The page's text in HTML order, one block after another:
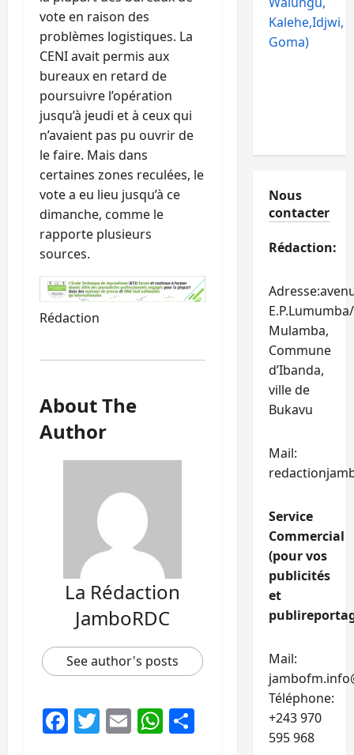
vote en raison des
problèmes logistiques. La
CENI avait permis aux
bureaux en retard de
poursuivre l’opération
jusqu’à jeudi et à ceux qui
n’avaient pas pu ouvrir de
le faire. Mais dans
certaines zones reculées, le
vote a eu lieu jusqu’à ce
dimanche, comme le
rapporte plusieurs
sources.
Rédaction
About The
Author
La Rédaction
JamboRDC
See author's posts
Facebook
Twitter
EmailWhatsApp
Partager
Kalehe,Idjwi,
Goma)
Nous
contacter
Rédaction:
Mulamba,
Commune
d’Ibanda,
ville de
Bukavu
Mail:
Service
Commercial
(pour vos
publicités
et
Mail:
Téléphone:
+243 970
595 968